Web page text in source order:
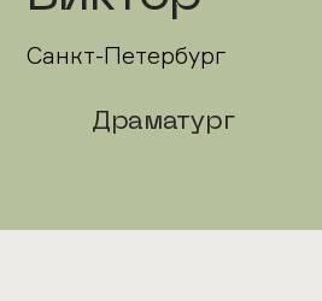
Санкт-Петербург
Драматург